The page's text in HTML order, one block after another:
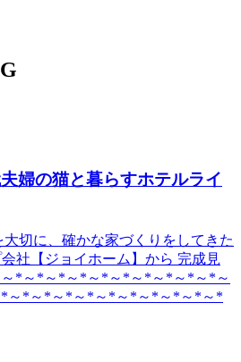
婦の猫と暮らすホテルライ
切に、確かな家づくりをしてきた
社【ジョイホーム】から 完成見
*～*～*～*～*～*～*～*～*～*～
～*～*～*～*～*～*～*～*～*～*